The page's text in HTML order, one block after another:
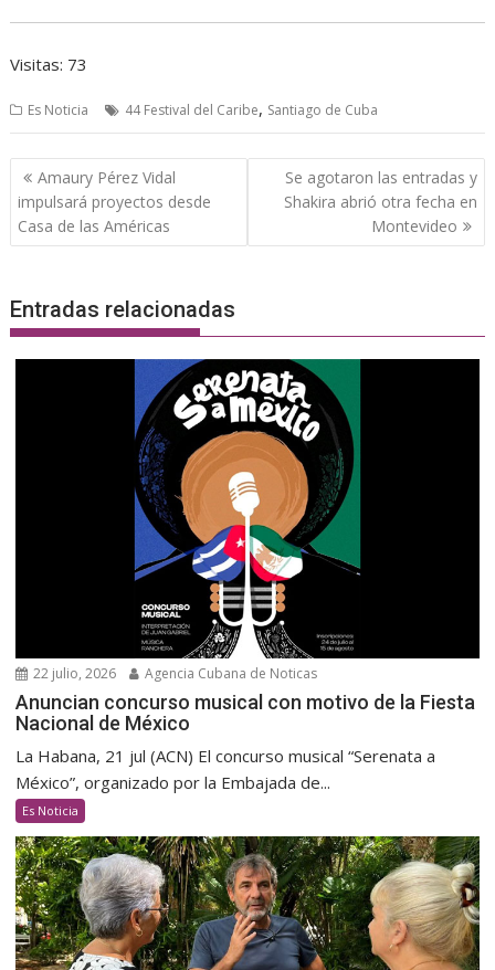
Visitas: 73
Es Noticia 44 Festival del Caribe, Santiago de Cuba
Navegación
de
entradas
Amaury Pérez Vidal
impulsará proyectos desde
Casa de las Américas
Se agotaron las entradas y
Shakira abrió otra fecha en
Montevideo
Entradas relacionadas
22 julio, 2026 Agencia Cubana de Noticas
Anuncian concurso musical con motivo de la Fiesta
Nacional de México
La Habana, 21 jul (ACN) El concurso musical “Serenata a
México”, organizado por la Embajada de...
Es Noticia